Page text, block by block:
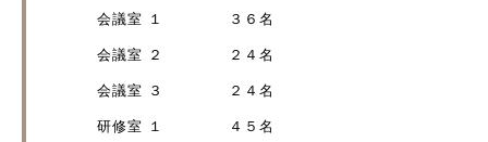
会議室 １ ３６名
会議室 ２ ２４名
会議室 ３ ２４名
研修室 １ ４５名